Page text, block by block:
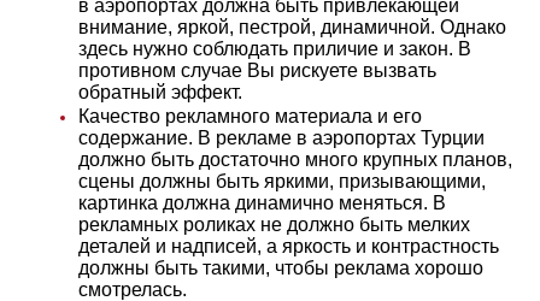
в аэропортах должна быть привлекающей
внимание, яркой, пестрой, динамичной. Однако
здесь нужно соблюдать приличие и закон. В
противном случае Вы рискуете вызвать
обратный эффект.
Качество рекламного материала и его
содержание. В рекламе в аэропортах Турции
должно быть достаточно много крупных планов,
сцены должны быть яркими, призывающими,
картинка должна динамично меняться. В
рекламных роликах не должно быть мелких
деталей и надписей, а яркость и контрастность
должны быть такими, чтобы реклама хорошо
смотрелась.